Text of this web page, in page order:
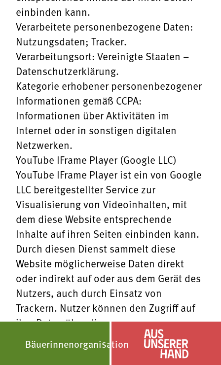
Bäuerinnenorganisation
Folge uns auf:
Aus unserer Hand
Folge uns auf:
einbinden kann.
Verarbeitete personenbezogene Daten:
Nutzungsdaten; Tracker.
Verarbeitungsort: Vereinigte Staaten –
Datenschutzerklärung.
Kategorie erhobener personenbezogener
Informationen gemäß CCPA:
Informationen über Aktivitäten im
Internet oder in sonstigen digitalen
Netzwerken.
YouTube IFrame Player (Google LLC)
YouTube IFrame Player ist ein von Google
LLC bereitgestellter Service zur
Visualisierung von Videoinhalten, mit
dem diese Website entsprechende
Inhalte auf ihren Seiten einbinden kann.
Durch diesen Dienst sammelt diese
Website möglicherweise Daten direkt
oder indirekt auf oder aus dem Gerät des
Nutzers, auch durch Einsatz von
Trackern. Nutzer können den Zugriff auf
ihre Daten über die
Sicherheitseinstellungen
von Google
einschränken. Nutzer können den